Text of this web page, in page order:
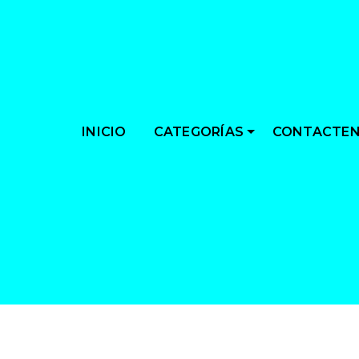
INICIO CATEGORÍAS